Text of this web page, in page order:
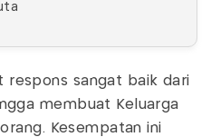
respons sangat baik dari
membuat Keluarga
Kesempatan ini